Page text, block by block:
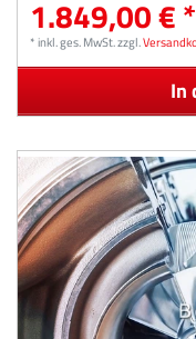
1.849,00 € *
*inkl. ges. MwSt.zzgl.
In